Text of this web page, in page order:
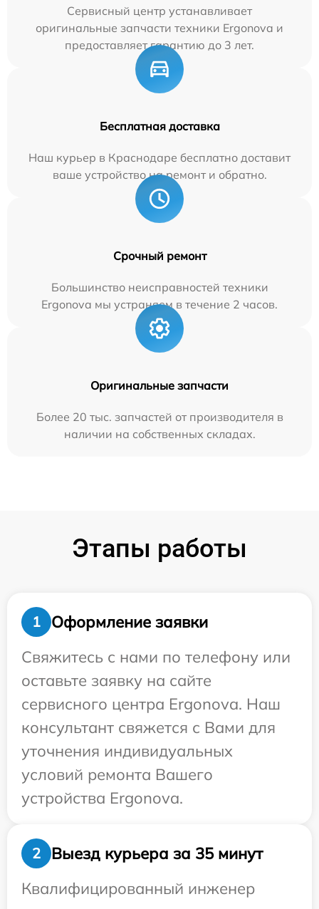
Сервисный центр устанавливает
оригинальные запчасти техники Ergonova и
предоставляет гарантию до 3 лет.
Бесплатная доставка
Наш курьер в Краснодаре бесплатно доставит
ваше устройство на ремонт и обратно.
Срочный ремонт
Большинство неисправностей техники
Ergonova мы устраняем в течение 2 часов.
Оригинальные запчасти
Более 20 тыс. запчастей от производителя в
наличии на собственных складах.
Этапы работы
1
Оформление заявки
Свяжитесь с нами по телефону или
оставьте заявку на сайте
сервисного центра Ergonova. Наш
консультант свяжется с Вами для
уточнения индивидуальных
условий ремонта Вашего
устройства Ergonova.
2
Выезд курьера за 35 минут
Квалифицированный инженер